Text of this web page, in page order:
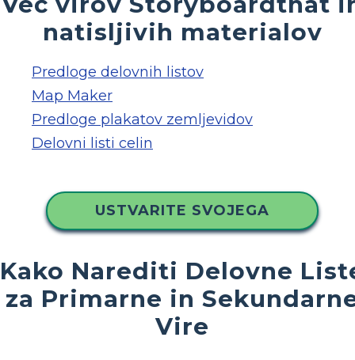
natisljivih materialov
Predloge delovnih listov
Map Maker
Predloge plakatov zemljevidov
Delovni listi celin
USTVARITE SVOJEGA
Kako Narediti Delovne
za Primarne in
Vire